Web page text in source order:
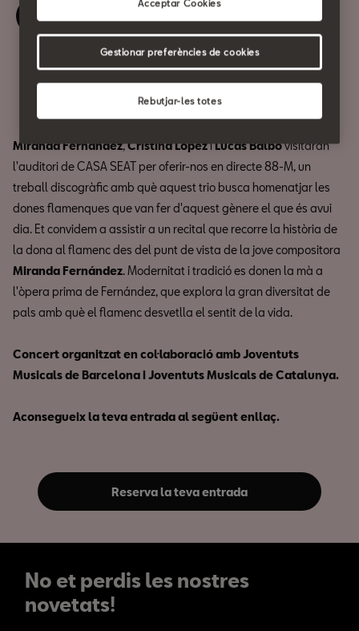
Compartir
Miranda Fernández,Cristina LópeziLucas Balbovisitaran
l'auditori de CASA SEAT per oferir-nos en directe 88-M, un
treball discogràfic amb què aquest trio busca homenatjar les
dones flamenques que van fer d'aquest gènere el que és avui
dia. Et convidem a assistir a un recital que recorre la història de
la dona al flamenc des del punt de vista de la jove compositora
Miranda Fernández. Modernitat i tradició es donen la mà a
l'òpera prima de Fernández, que explora la gran diversitat de
pals amb què el flamenc desvetlla el sentit de la vida.
Concert organitzat en col·laboració amb Joventuts
Musicals de Barcelona i Joventuts Musicals de Catalunya.
Aconsegueix la teva entrada al següent enllaç.
Reserva la teva entrada
No et perdis les nostres
novetats!
Rebutjar-les totes
Acceptar Cookies
Gestionar preferències de cookies